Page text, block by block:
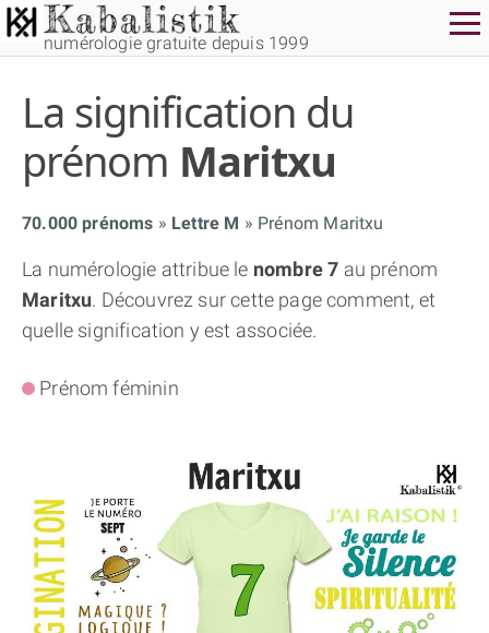
numérologie gratuite depuis 1999
La signification du
prénom Maritxu
70.000 prénoms Lettre M Prénom Maritxu
La numérologie attribue le nombre 7 au prénom
Maritxu. Découvrez sur cette page comment, et
quelle signification y est associée.
Prénom féminin
THÈME GRATUIT
THÈME NUMÉROLOGIQUE APPROFONDI
THÈME TEMPOREL
THÈME « DOUBLE JE »
APPRENDRE LA NUMÉROLOGIE